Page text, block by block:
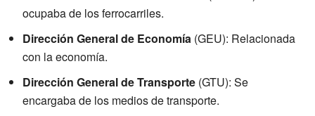
ocupaba de los ferrocarriles.
Dirección General de Economía (GEU): Relacionada
con la economía.
Dirección General de Transporte (GTU): Se
encargaba de los medios de transporte.